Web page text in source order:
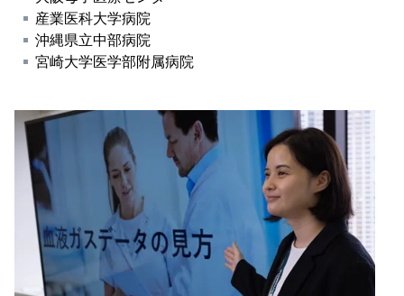
産業医科大学病院
沖縄県立中部病院
宮崎大学医学部附属病院